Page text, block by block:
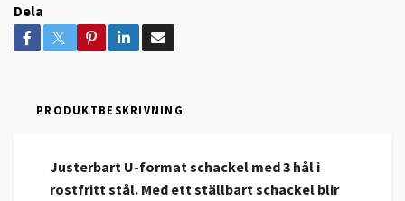
Dela
PRODUKTBESKRIVNING
Justerbart U-format schackel med 3 hål i
rostfritt stål. Med ett ställbart schackel blir